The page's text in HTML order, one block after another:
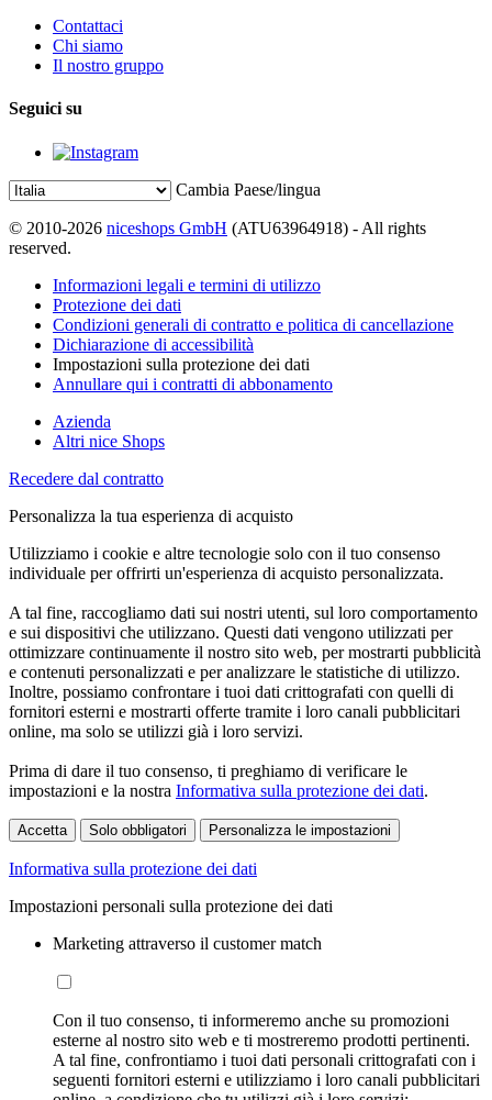
Contattaci
Chi siamo
Il nostro gruppo
Seguici su
Cambia Paese/lingua
© 2010-2026 niceshops GmbH (ATU63964918) - All rights
reserved.
Informazioni legali e termini di utilizzo
Protezione dei dati
Condizioni generali di contratto e politica di cancellazione
Dichiarazione di accessibilità
Impostazioni sulla protezione dei dati
Annullare qui i contratti di abbonamento
Azienda
Altri nice Shops
Recedere dal contratto
Personalizza la tua esperienza di acquisto
Utilizziamo i cookie e altre tecnologie solo con il tuo consenso
individuale per offrirti un'esperienza di acquisto personalizzata.
A tal fine, raccogliamo dati sui nostri utenti, sul loro comportamento
e sui dispositivi che utilizzano. Questi dati vengono utilizzati per
ottimizzare continuamente il nostro sito web, per mostrarti pubblicità
e contenuti personalizzati e per analizzare le statistiche di utilizzo.
Inoltre, possiamo confrontare i tuoi dati crittografati con quelli di
fornitori esterni e mostrarti offerte tramite i loro canali pubblicitari
online, ma solo se utilizzi già i loro servizi.
Prima di dare il tuo consenso, ti preghiamo di verificare le
impostazioni e la nostra Informativa sulla protezione dei dati.
Accetta Solo obbligatori Personalizza le impostazioni
Informativa sulla protezione dei dati
Impostazioni personali sulla protezione dei dati
Marketing attraverso il customer match
Con il tuo consenso, ti informeremo anche su promozioni
esterne al nostro sito web e ti mostreremo prodotti pertinenti.
A tal fine, confrontiamo i tuoi dati personali crittografati con i
seguenti fornitori esterni e utilizziamo i loro canali pubblicitari